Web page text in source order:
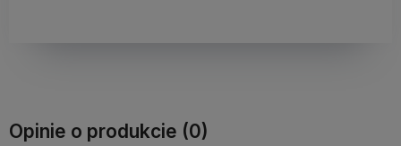
Opinie o produkcie (0)